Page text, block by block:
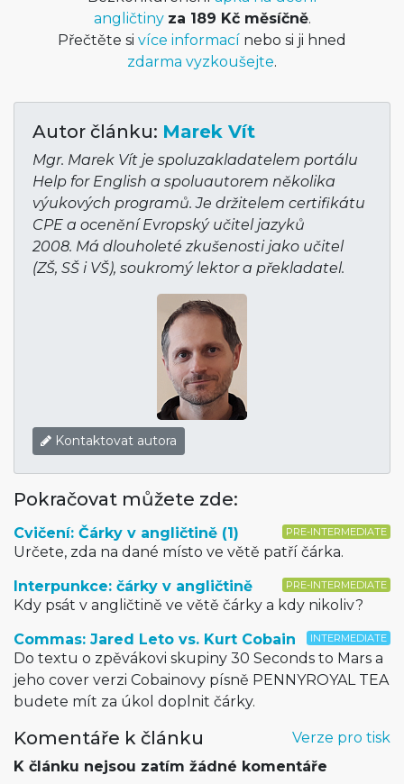
angličtiny za 189 Kč měsíčně.
Přečtěte si více informací nebo si ji hned
zdarma vyzkoušejte.
Autor článku: Marek Vít
Mgr. Marek Vít je spoluzakladatelem portálu
Help for English a spoluautorem několika
výukových programů. Je držitelem certifikátu
CPE a ocenění Evropský učitel jazyků
2008. Má dlouholeté zkušenosti jako učitel
(ZŠ, SŠ i VŠ), soukromý lektor a překladatel.
Kontaktovat autora
Pokračovat můžete zde:
PRE-INTERMEDIATE
Cvičení: Čárky v angličtině (1)
Určete, zda na dané místo ve větě patří čárka.
PRE-INTERMEDIATE
Interpunkce: čárky v angličtině
Kdy psát v angličtině ve větě čárky a kdy nikoliv?
INTERMEDIATE
Commas: Jared Leto vs. Kurt Cobain
Do textu o zpěvákovi skupiny 30 Seconds to Mars a
jeho cover verzi Cobainovy písně PENNYROYAL TEA
budete mít za úkol doplnit čárky.
Verze pro tisk
Komentáře k článku
K článku nejsou zatím žádné komentáře